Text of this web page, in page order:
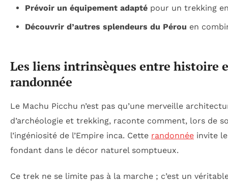
Prévoir un équipement adaptépour un trekking
Découvrir d’autres splendeurs du Pérou en
Les liens intrinsèques entre histoire
randonnée
Le Machu Picchu n’est pas qu’une merveille
d’archéologie et trekking, raconte comment, lors de
l’ingéniosité de l’Empire inca. Cette randonnée invite
fondant dans le décor naturel somptueux.
Ce trek ne se limite pas à la marche ; c’est un